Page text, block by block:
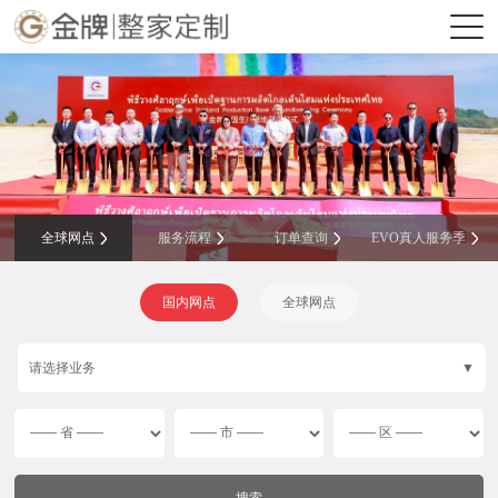
全球网点 服务流程 订单查询 EVO真人服务季
国内网点 全球网点
请选择业务 ▼